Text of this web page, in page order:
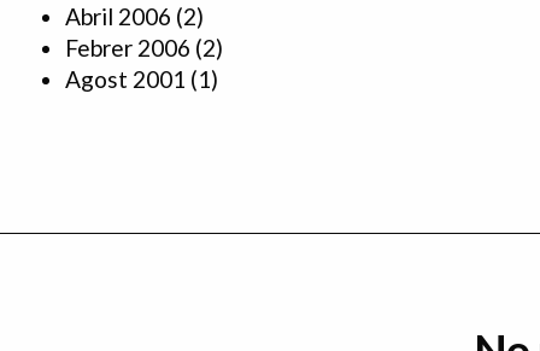
Abril 2006 (2)
Febrer 2006 (2)
Agost 2001 (1)